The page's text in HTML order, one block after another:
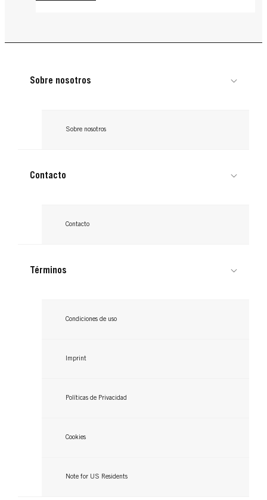
Sobre nosotros
Sobre nosotros
Contacto
Contacto
Términos
Condiciones de uso
Imprint
Políticas de Privacidad
Cookies
Note for US Residents